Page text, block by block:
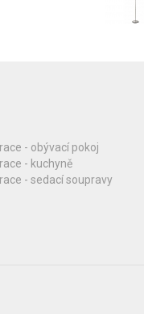
- obývací pokoj
- kuchyně
- sedací soupravy